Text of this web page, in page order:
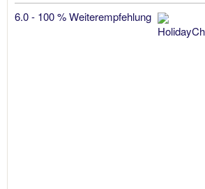
6.0 - 100 % Weiterempfehlung